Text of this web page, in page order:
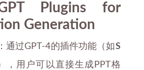
Plugins for
Generation
：通过GPT-4的插件功能（如S
，用户可以直接生成PPT格